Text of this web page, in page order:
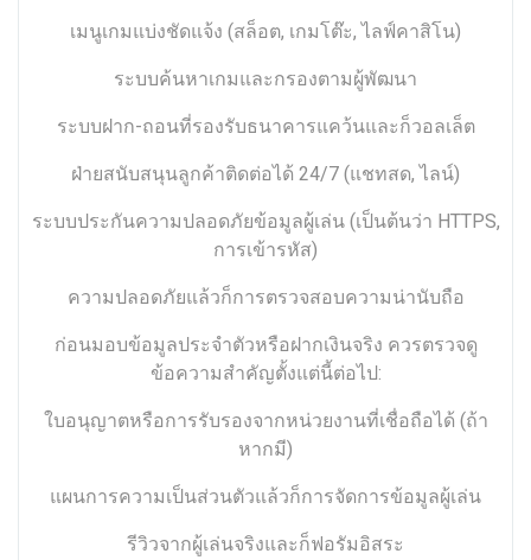
เมนูเกมแบ่งชัดแจ้ง (สล็อต, เกมโต๊ะ, ไลฟ์คาสิโน)
ระบบค้นหาเกมและกรองตามผู้พัฒนา
ระบบฝาก-ถอนที่รองรับธนาคารแคว้นและก็วอลเล็ต
ฝ่ายสนับสนุนลูกค้าติดต่อได้ 24/7 (แชทสด, ไลน์)
ระบบประกันความปลอดภัยข้อมูลผู้เล่น (เป็นต้นว่า HTTPS,
การเข้ารหัส)
ความปลอดภัยแล้วก็การตรวจสอบความน่านับถือ
ก่อนมอบข้อมูลประจำตัวหรือฝากเงินจริง ควรตรวจดู
ข้อความสำคัญตั้งแต่นี้ต่อไป:
ใบอนุญาตหรือการรับรองจากหน่วยงานที่เชื่อถือได้ (ถ้า
หากมี)
แผนการความเป็นส่วนตัวแล้วก็การจัดการข้อมูลผู้เล่น
รีวิวจากผู้เล่นจริงและก็ฟอรัมอิสระ